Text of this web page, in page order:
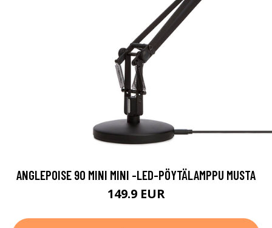
ANGLEPOISE 90 MINI MINI -LED-PÖYTÄLAMPPU MUSTA
149.9 EUR